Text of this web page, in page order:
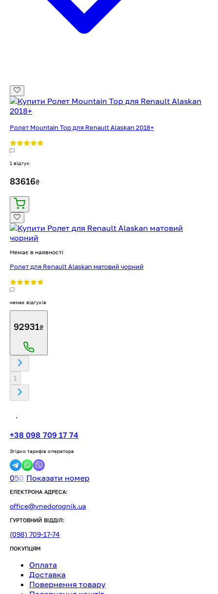
Ролет Mountain Top для Renault Alaskan 2018+
1 відгук
83616₴
Немає в наявності
Ролет для Renault Alaskan матовий чорний
немає відгуків
92931₴
1
.
+38 098 709 17 74
Згідно тарифів оператора
050 Показати номер
ЕЛЕКТРОНА АДРЕСА:
office@vnedorognik.ua
ГУРТОВНИЙ ВІДДІЛ:
(098) 709-17-74
ПОКУПЦЯМ
Оплата
Доставка
Повернення товару